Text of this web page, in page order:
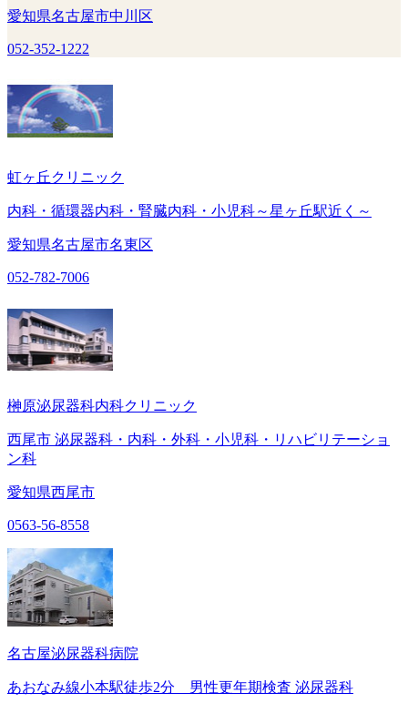
愛知県名古屋市中川区
052-352-1222
虹ヶ丘クリニック
内科・循環器内科・腎臓内科・小児科～星ヶ丘駅近く～
愛知県名古屋市名東区
052-782-7006
榊原泌尿器科内科クリニック
西尾市 泌尿器科・内科・外科・小児科・リハビリテーショ
ン科
愛知県西尾市
0563-56-8558
名古屋泌尿器科病院
あおなみ線小本駅徒歩2分 男性更年期検査 泌尿器科